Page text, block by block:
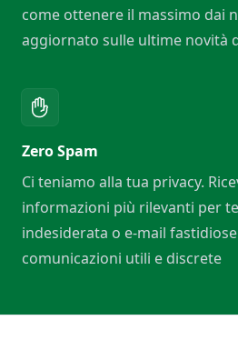
come ottenere il massimo dai
aggiornato sulle ultime novità
Zero Spam
Ci teniamo alla tua privacy.
informazioni più rilevanti per
indesiderata o e-mail
comunicazioni utili e discrete